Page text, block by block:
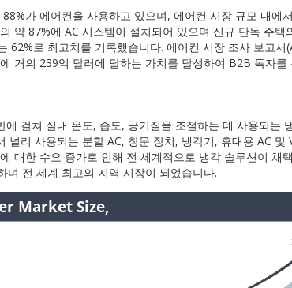
가 에어컨을 사용하고 있으며, 에어컨 시장 규모 내에
약 87%에 AC 시스템이 설치되어 있으며 신규 단독 주
62%로 최고치를 기록했습니다. 에어컨 시장 조사 보고
거의 239억 달러에 달하는 가치를 달성하여 B2B 독자
걸쳐 실내 온도, 습도, 공기질을 조절하는 데 사용되는
널리 사용되는 분할 AC, 창문 장치, 냉각기, 휴대용 AC 및
대한 수요 증가로 인해 전 세계적으로 냉각 솔루션이 채
며 전 세계 최고의 지역 시장이 되었습니다.